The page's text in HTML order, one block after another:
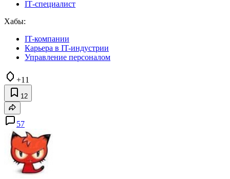
IТ-специалист
Хабы:
IT-компании
Карьера в IT-индустрии
Управление персоналом
+11
12
57